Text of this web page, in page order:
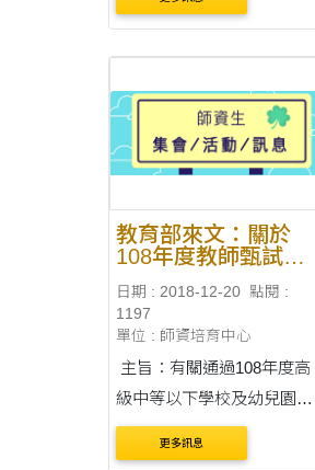
107學年度第二學期「教學實
習16小時(作業格....
教育部來文：關於
108年度教師甄試切
日期 : 2018-12-20 點閱 :
1197
單位 : 師資培育中心
主旨：有關通過108年度高
級中等以下學校及幼兒園教
師資格考試第1次考試(以下
簡稱本資格考試)之應考人，
更多訊息